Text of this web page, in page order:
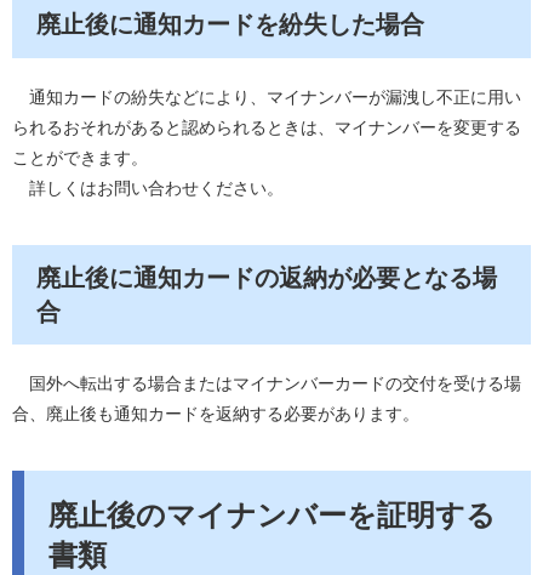
廃止後に通知カードを紛失した場合
通知カードの紛失などにより、マイナンバーが漏洩し不正に用い
られるおそれがあると認められるときは、マイナンバーを変更する
ことができます。
詳しくはお問い合わせください。
廃止後に通知カードの返納が必要となる場
合
国外へ転出する場合またはマイナンバーカードの交付を受ける場
合、廃止後も通知カードを返納する必要があります。
廃止後のマイナンバーを証明する
書類